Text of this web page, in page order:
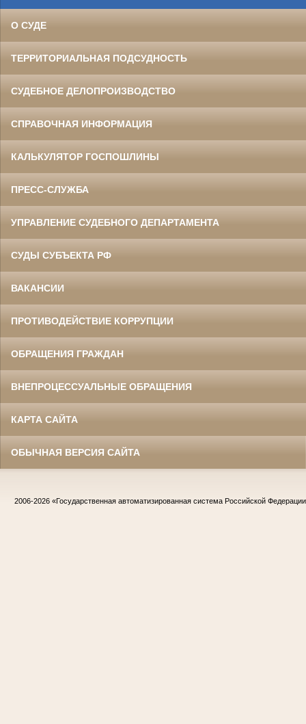
О СУДЕ
ТЕРРИТОРИАЛЬНАЯ ПОДСУДНОСТЬ
СУДЕБНОЕ ДЕЛОПРОИЗВОДСТВО
СПРАВОЧНАЯ ИНФОРМАЦИЯ
КАЛЬКУЛЯТОР ГОСПОШЛИНЫ
ПРЕСС-СЛУЖБА
УПРАВЛЕНИЕ СУДЕБНОГО ДЕПАРТАМЕНТА
СУДЫ СУБЪЕКТА РФ
ВАКАНСИИ
ПРОТИВОДЕЙСТВИЕ КОРРУПЦИИ
ОБРАЩЕНИЯ ГРАЖДАН
ВНЕПРОЦЕССУАЛЬНЫЕ ОБРАЩЕНИЯ
КАРТА САЙТА
ОБЫЧНАЯ ВЕРСИЯ САЙТА
2006-2026 «Государственная автоматизированная система Российской